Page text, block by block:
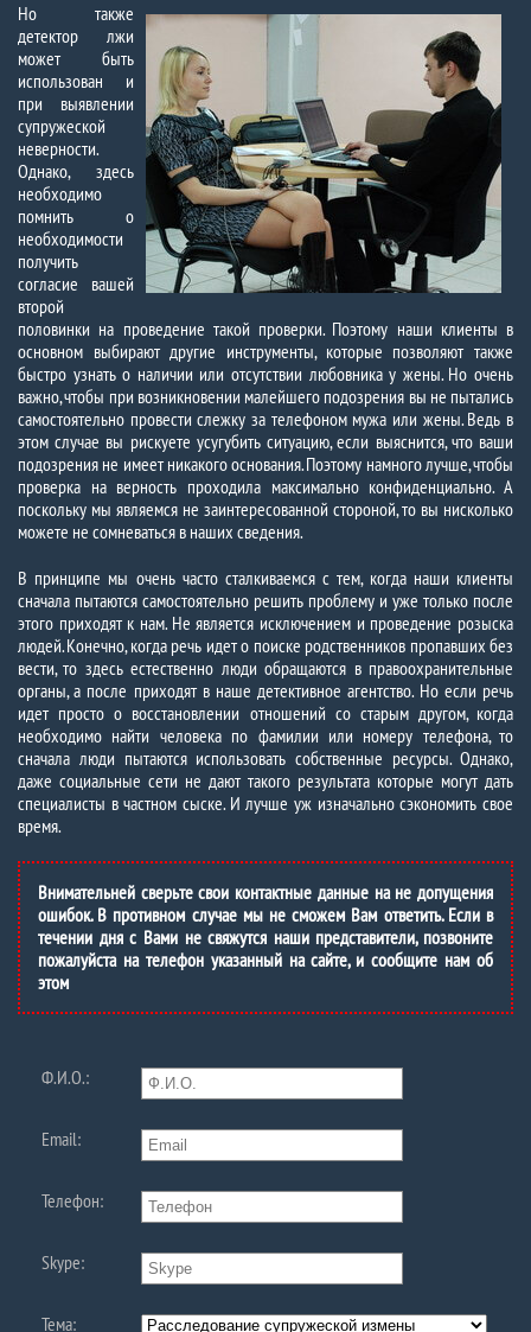
Но также
детектор лжи
может быть
использован и
при выявлении
супружеской
неверности.
Однако, здесь
необходимо
помнить о
необходимости
получить
согласие вашей
второй
половинки на проведение такой проверки. Поэтому наши клиенты в
основном выбирают другие инструменты, которые позволяют также
быстро узнать о наличии или отсутствии любовника у жены. Но очень
важно, чтобы при возникновении малейшего подозрения вы не пытались
самостоятельно провести слежку за телефоном мужа или жены. Ведь в
этом случае вы рискуете усугубить ситуацию, если выяснится, что ваши
подозрения не имеет никакого основания. Поэтому намного лучше, чтобы
проверка на верность проходила максимально конфиденциально. А
поскольку мы являемся не заинтересованной стороной, то вы нисколько
можете не сомневаться в наших сведения.
В принципе мы очень часто сталкиваемся с тем, когда наши клиенты
сначала пытаются самостоятельно решить проблему и уже только после
этого приходят к нам. Не является исключением и проведение розыска
людей. Конечно, когда речь идет о поиске родственников пропавших без
вести, то здесь естественно люди обращаются в правоохранительные
органы, а после приходят в наше детективное агентство. Но если речь
идет просто о восстановлении отношений со старым другом, когда
необходимо найти человека по фамилии или номеру телефона, то
сначала люди пытаются использовать собственные ресурсы. Однако,
даже социальные сети не дают такого результата которые могут дать
специалисты в частном сыске. И лучше уж изначально сэкономить свое
время.
Внимательней сверьте свои контактные данные на не допущения
ошибок. В противном случае мы не сможем Вам ответить. Если в
течении дня с Вами не свяжутся наши представители, позвоните
пожалуйста на телефон указанный на сайте, и сообщите нам об
этом
Ф.И.О.:
Email:
Телефон:
Skype:
Тема: